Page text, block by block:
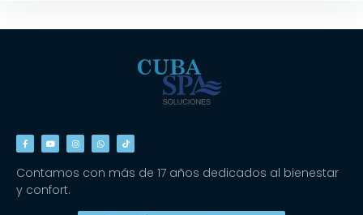
Contamos con más de 17 años dedicados al bienestar
y confort.